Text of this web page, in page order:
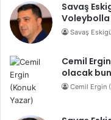
Savaş
Voleybolla
Savaş
Cemil
olacak
Cemil Ergin